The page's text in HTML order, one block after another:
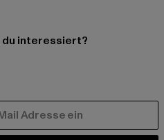
du interessiert?